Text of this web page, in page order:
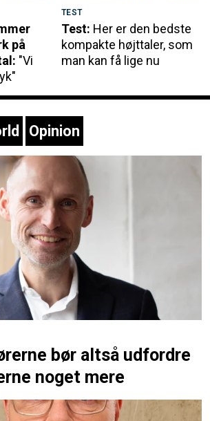
på
"Vi
TEST
Test: Her er den bedste
kompakte højttaler, som
man kan få lige nu
Opinion
bør altså udfordre
noget mere